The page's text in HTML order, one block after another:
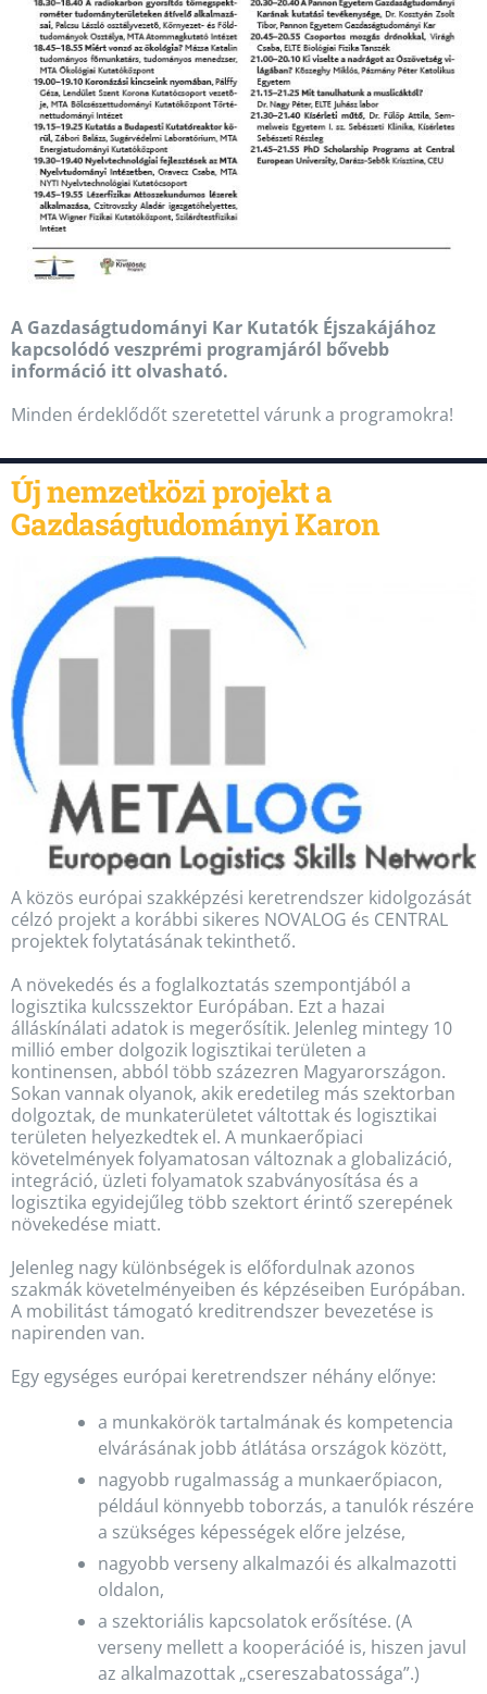
A Gazdaságtudományi Kar Kutatók Éjszakájához
kapcsolódó veszprémi programjáról bővebb
információ itt olvasható.
Minden érdeklődőt szeretettel várunk a programokra!
Új nemzetközi projekt a
Gazdaságtudományi Karon
A közös európai szakképzési keretrendszer kidolgozását
célzó projekt a korábbi sikeres NOVALOG és CENTRAL
projektek folytatásának tekinthető.
A növekedés és a foglalkoztatás szempontjából a
logisztika kulcsszektor Európában. Ezt a hazai
álláskínálati adatok is megerősítik. Jelenleg mintegy 10
millió ember dolgozik logisztikai területen a
kontinensen, abból több százezren Magyarországon.
Sokan vannak olyanok, akik eredetileg más szektorban
dolgoztak, de munkaterületet váltottak és logisztikai
területen helyezkedtek el. A munkaerőpiaci
követelmények folyamatosan változnak a globalizáció,
integráció, üzleti folyamatok szabványosítása és a
logisztika egyidejűleg több szektort érintő szerepének
növekedése miatt.
Jelenleg nagy különbségek is előfordulnak azonos
szakmák követelményeiben és képzéseiben Európában.
A mobilitást támogató kreditrendszer bevezetése is
napirenden van.
Egy egységes európai keretrendszer néhány előnye:
a munkakörök tartalmának és kompetencia
elvárásának jobb átlátása országok között,
nagyobb rugalmasság a munkaerőpiacon,
például könnyebb toborzás, a tanulók részére
a szükséges képességek előre jelzése,
nagyobb verseny alkalmazói és alkalmazotti
oldalon,
a szektoriális kapcsolatok erősítése. (A
verseny mellett a kooperációé is, hiszen javul
az alkalmazottak „csereszabatossága”.)